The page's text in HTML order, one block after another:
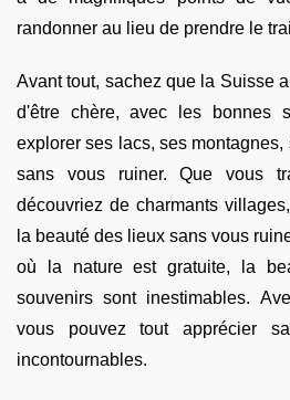
randonner au lieu de prendre le
Avant tout, sachez que la Suisse
d'être chère, avec les bonnes
explorer ses lacs, ses
sans vous ruiner. Que vous
découvriez de charmants
la beauté des lieux sans vous
où la nature est gratuite, la
souvenirs sont inestimables.
vous pouvez tout apprécier
incontournables.